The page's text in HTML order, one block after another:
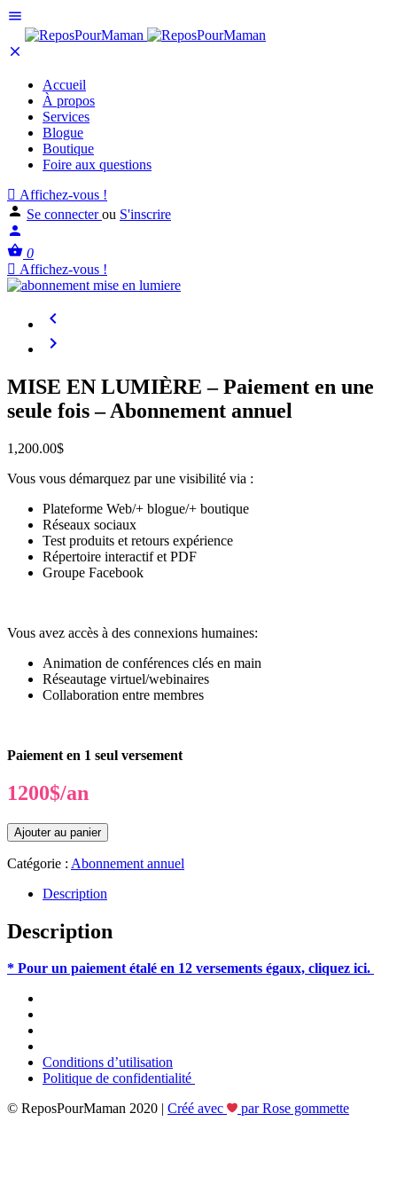
Accueil
À propos
Services
Blogue
Boutique
Foire aux questions
Affichez-vous !
Se connecterou S'inscrire
0
Affichez-vous !
MISE EN LUMIÈRE – Paiement en une
seule fois – Abonnement annuel
1,200.00$
Vous vous démarquez par une visibilité via :
Plateforme Web/+ blogue/+ boutique
Réseaux sociaux
Test produits et retours expérience
Répertoire interactif et PDF
Groupe Facebook
Vous avez accès à des connexions humaines:
Animation de conférences clés en main
Réseautage virtuel/webinaires
Collaboration entre membres
Paiement en 1 seul versement
1200$/an
quantité
de
MISE
LUMIÈRE
Paiement
en
seule
Abonnement
annuel
Ajouter au panier
Catégorie : Abonnement annuel
Description
Description
* Pour un paiement étalé en 12 versements égaux, cliquez ici.
Conditions d’utilisation
Politique de confidentialité
© ReposPourMaman 2020 | Créé avec par Rose gommette